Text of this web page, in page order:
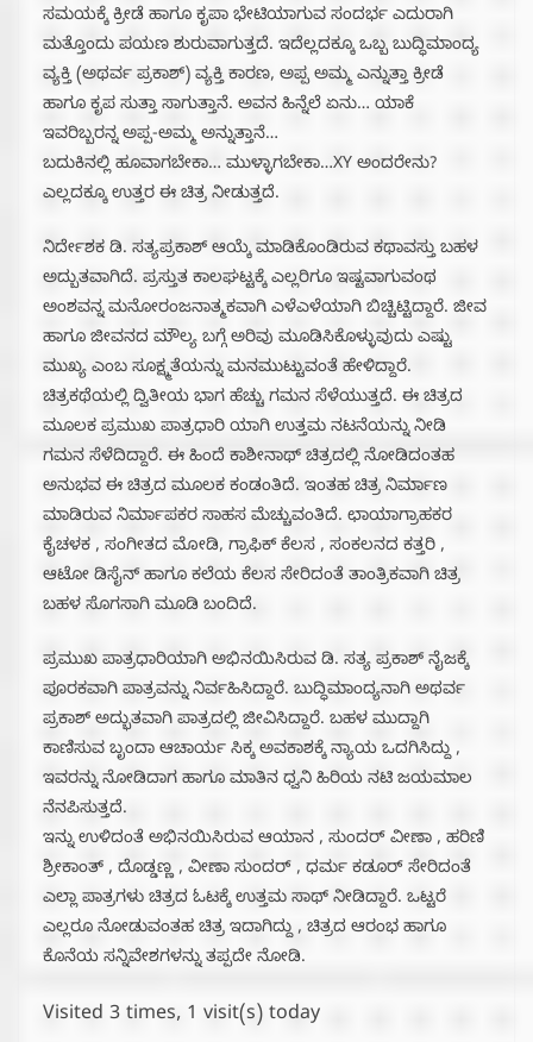
ಸಮಯಕ್ಕೆ ಕ್ರೀಡೆ ಹಾಗೂ ಕೃಪಾ ಭೇಟಿಯಾಗುವ ಸಂದರ್ಭ ಎದುರಾಗಿ
ಮತ್ತೊಂದು ಪಯಣ ಶುರುವಾಗುತ್ತದೆ. ಇದೆಲ್ಲದಕ್ಕೂ ಒಬ್ಬ ಬುದ್ಧಿಮಾಂದ್ಯ
ವ್ಯಕ್ತಿ (ಅಥರ್ವ ಪ್ರಕಾಶ್) ವ್ಯಕ್ತಿ ಕಾರಣ, ಅಪ್ಪ ಅಮ್ಮ ಎನ್ನುತ್ತಾ ಕ್ರೀಡೆ
ಹಾಗೂ ಕೃಪ ಸುತ್ತಾ ಸಾಗುತ್ತಾನೆ. ಅವನ ಹಿನ್ನೆಲೆ ಏನು… ಯಾಕೆ
ಇವರಿಬ್ಬರನ್ನ ಅಪ್ಪ-ಅಮ್ಮ ಅನ್ನುತ್ತಾನೆ…
ಬದುಕಿನಲ್ಲಿ ಹೂವಾಗಬೇಕಾ… ಮುಳ್ಳಾಗಬೇಕಾ…XY ಅಂದರೇನು?
ಎಲ್ಲದಕ್ಕೂ ಉತ್ತರ ಈ ಚಿತ್ರ ನೀಡುತ್ತದೆ.
ನಿರ್ದೇಶಕ ಡಿ. ಸತ್ಯಪ್ರಕಾಶ್ ಆಯ್ಕೆ ಮಾಡಿಕೊಂಡಿರುವ ಕಥಾವಸ್ತು ಬಹಳ
ಅದ್ಬುತವಾಗಿದೆ. ಪ್ರಸ್ತುತ ಕಾಲಘಟ್ಟಕ್ಕೆ ಎಲ್ಲರಿಗೂ ಇಷ್ಟವಾಗುವಂಥ
ಅಂಶವನ್ನ ಮನೋರಂಜನಾತ್ಮಕವಾಗಿ ಎಳೆಎಳೆಯಾಗಿ ಬಿಚ್ಚಿಟ್ಟಿದ್ದಾರೆ. ಜೀವ
ಹಾಗೂ ಜೀವನದ ಮೌಲ್ಯ ಬಗ್ಗೆ ಅರಿವು ಮೂಡಿಸಿಕೊಳ್ಳುವುದು ಎಷ್ಟು
ಮುಖ್ಯ ಎಂಬ ಸೂಕ್ಷ್ಮತೆಯನ್ನು ಮನಮುಟ್ಟುವಂತೆ ಹೇಳಿದ್ದಾರೆ.
ಚಿತ್ರಕಥೆಯಲ್ಲಿ ದ್ವಿತೀಯ ಭಾಗ ಹೆಚ್ಚು ಗಮನ ಸೆಳೆಯುತ್ತದೆ. ಈ ಚಿತ್ರದ
ಮೂಲಕ ಪ್ರಮುಖ ಪಾತ್ರಧಾರಿ ಯಾಗಿ ಉತ್ತಮ ನಟನೆಯನ್ನು ನೀಡಿ
ಗಮನ ಸೆಳೆದಿದ್ದಾರೆ. ಈ ಹಿಂದೆ ಕಾಶೀನಾಥ್ ಚಿತ್ರದಲ್ಲಿ ನೋಡಿದಂತಹ
ಅನುಭವ ಈ ಚಿತ್ರದ ಮೂಲಕ ಕಂಡಂತಿದೆ. ಇಂತಹ ಚಿತ್ರ ನಿರ್ಮಾಣ
ಮಾಡಿರುವ ನಿರ್ಮಾಪಕರ ಸಾಹಸ ಮೆಚ್ಚುವಂತಿದೆ. ಛಾಯಾಗ್ರಾಹಕರ
ಕೈಚಳಕ , ಸಂಗೀತದ ಮೋಡಿ, ಗ್ರಾಫಿಕ್ ಕೆಲಸ , ಸಂಕಲನದ ಕತ್ತರಿ ,
ಆಟೋ ಡಿಸೈನ್ ಹಾಗೂ ಕಲೆಯ ಕೆಲಸ ಸೇರಿದಂತೆ ತಾಂತ್ರಿಕವಾಗಿ ಚಿತ್ರ
ಬಹಳ ಸೊಗಸಾಗಿ ಮೂಡಿ ಬಂದಿದೆ.
ಪ್ರಮುಖ ಪಾತ್ರಧಾರಿಯಾಗಿ ಅಭಿನಯಿಸಿರುವ ಡಿ. ಸತ್ಯ ಪ್ರಕಾಶ್ ನೈಜಕ್ಕೆ
ಪೂರಕವಾಗಿ ಪಾತ್ರವನ್ನು ನಿರ್ವಹಿಸಿದ್ದಾರೆ. ಬುದ್ಧಿಮಾಂದ್ಯನಾಗಿ ಅಥರ್ವ
ಪ್ರಕಾಶ್ ಅದ್ಭುತವಾಗಿ ಪಾತ್ರದಲ್ಲಿ ಜೀವಿಸಿದ್ದಾರೆ. ಬಹಳ ಮುದ್ದಾಗಿ
ಕಾಣಿಸುವ ಬೃಂದಾ ಆಚಾರ್ಯ ಸಿಕ್ಕ ಅವಕಾಶಕ್ಕೆ ನ್ಯಾಯ ಒದಗಿಸಿದ್ದು ,
ಇವರನ್ನು ನೋಡಿದಾಗ ಹಾಗೂ ಮಾತಿನ ಧ್ವನಿ ಹಿರಿಯ ನಟಿ ಜಯಮಾಲ
ನೆನಪಿಸುತ್ತದೆ.
ಇನ್ನು ಉಳಿದಂತೆ ಅಭಿನಯಿಸಿರುವ ಆಯಾನ , ಸುಂದರ್ ವೀಣಾ , ಹರಿಣಿ
ಶ್ರೀಕಾಂತ್ , ದೊಡ್ಡಣ್ಣ , ವೀಣಾ ಸುಂದರ್ , ಧರ್ಮ ಕಡೂರ್ ಸೇರಿದಂತೆ
ಎಲ್ಲಾ ಪಾತ್ರಗಳು ಚಿತ್ರದ ಓಟಕ್ಕೆ ಉತ್ತಮ ಸಾಥ್ ನೀಡಿದ್ದಾರೆ. ಒಟ್ಟರೆ
ಎಲ್ಲರೂ ನೋಡುವಂತಹ ಚಿತ್ರ ಇದಾಗಿದ್ದು , ಚಿತ್ರದ ಆರಂಭ ಹಾಗೂ
ಕೊನೆಯ ಸನ್ನಿವೇಶಗಳನ್ನು ತಪ್ಪದೇ ನೋಡಿ.
Visited 3 times, 1 visit(s) today